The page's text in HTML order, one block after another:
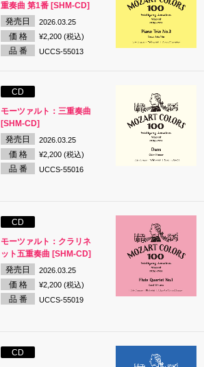
重奏曲 第1番 [SHM-CD]
発売日
2026.03.25
価 格 ¥2,200 (税込)
品 番 UCCS-55013
CD
モーツァルト：三重奏曲
[SHM-CD]
発売日
2026.03.25
価 格 ¥2,200 (税込)
品 番 UCCS-55016
CD
モーツァルト：クラリネ
ット五重奏曲 [SHM-CD]
発売日
2026.03.25
価 格 ¥2,200 (税込)
品 番 UCCS-55019
CD